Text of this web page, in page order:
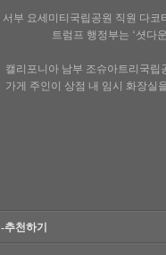
서부 요세미티국립공원 직원 다코
트럼프 행정부는 ‘셧다
캘리포니아 남부 조슈아트리국
가게 주인이 상점 내 임시 화장실
-추천하기